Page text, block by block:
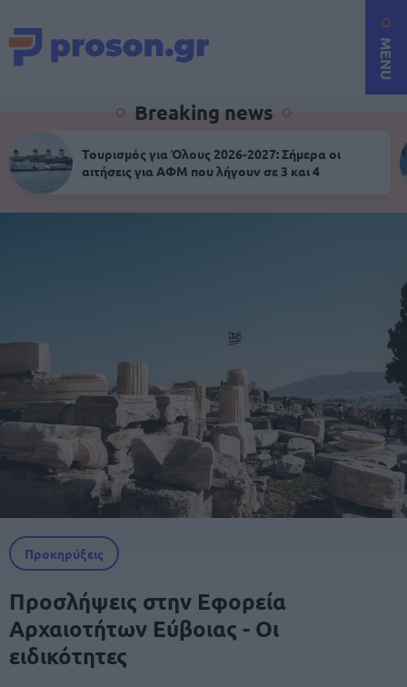
MENU
Breaking news
Τουρισμός για Όλους 2026-2027: Σήμερα οι
αιτήσεις για ΑΦΜ που λήγουν σε 3 και 4
Προκηρύξεις
Προσλήψεις στην Εφορεία
Αρχαιοτήτων Εύβοιας - Οι
ειδικότητες